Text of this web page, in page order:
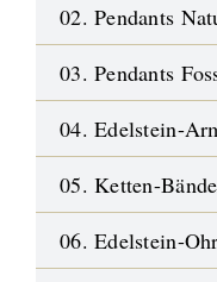
02. Pendants
03. Pendants
04. Edelstein-
05. Ketten-
06. Edelstein-